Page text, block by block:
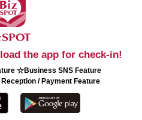
the app for check-in!
☆Business SNS Feature
/ Payment Feature